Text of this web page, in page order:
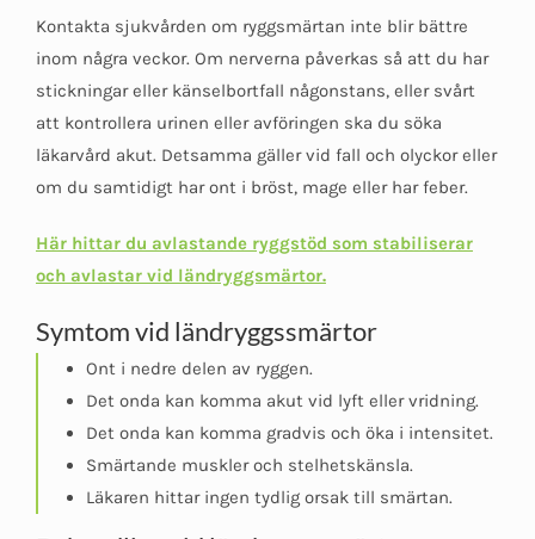
Kontakta sjukvården om ryggsmärtan inte blir bättre
inom några veckor. Om nerverna påverkas så att du har
stickningar eller känselbortfall någonstans, eller svårt
att kontrollera urinen eller avföringen ska du söka
läkarvård akut. Detsamma gäller vid fall och olyckor eller
om du samtidigt har ont i bröst, mage eller har feber.
Här hittar du avlastande ryggstöd som stabiliserar
och avlastar vid ländryggsmärtor.
Symtom vid ländryggssmärtor
Ont i nedre delen av ryggen.
Det onda kan komma akut vid lyft eller vridning.
Det onda kan komma gradvis och öka i intensitet.
Smärtande muskler och stelhetskänsla.
Läkaren hittar ingen tydlig orsak till smärtan.